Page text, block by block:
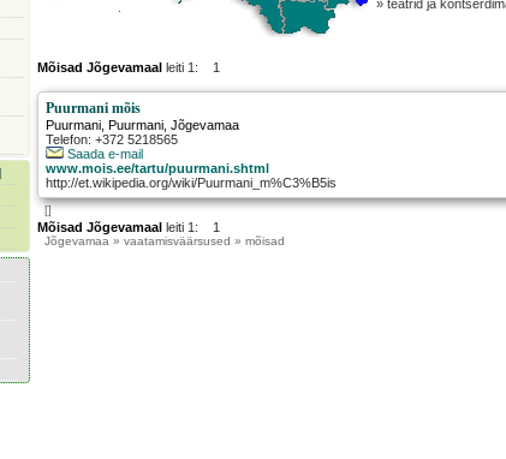
» teatrid ja
Mõisad Jõgevamaal leiti 1: 1
Puurmani mõis
Puurmani Puurmani , Jõgevamaa
Telefon: +372 5218565
Saada e-mail
www.mois.ee/tartu/puurmani.shtml
http://et.wikipedia.org/wiki/Puurmani_m%C3%B5is
[]
Mõisad Jõgevamaal leiti 1: 1
Jõgevamaa » vaatamisväärsused » mõisad